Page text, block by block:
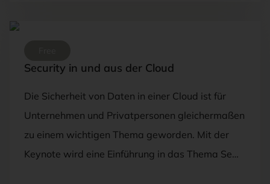
Security in und aus der Cloud
Die Sicherheit von Daten in einer Cloud ist für
Unternehmen und Privatpersonen gleichermaßen
zu einem wichtigen Thema geworden. Mit der
Keynote wird eine Einführung in das Thema Se…